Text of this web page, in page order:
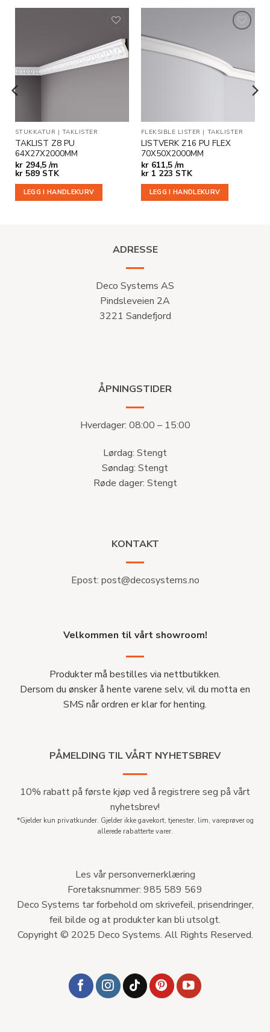
Legg til
i
ønskeliste
STUKKATUR | TAKLISTER
TAKLIST Z8 PU
64X27X2000MM
kr294,5 /m
kr589 STK
LEGG I HANDLEKURV
ønskeliste
FLEKSIBLE LISTER | TAKLISTER
LISTVERK Z16 PU FLEX
70X50X2000MM
kr611,5 /m
kr1 223 STK
LEGG I HANDLEKURV
ADRESSE
Deco Systems AS
Pindsleveien 2A
3221 Sandefjord
ÅPNINGSTIDER
Hverdager: 08:00 – 15:00
Lørdag: Stengt
Søndag: Stengt
Røde dager: Stengt
KONTAKT
Epost: post@decosystems.no
Velkommen til vårt showroom!
Produkter må bestilles via nettbutikken.
Dersom du ønsker å hente varene selv, vil du motta en
SMS når ordren er klar for henting.
PÅMELDING TIL VÅRT NYHETSBREV
10% rabatt på første kjøp ved å registrere seg på vårt
nyhetsbrev!
*Gjelder kun privatkunder. Gjelder ikke gavekort, tjenester, lim, vareprøver og
allerede rabatterte varer.
Les vår personvernerklæring
Foretaksnummer: 985 589 569
Deco Systems tar forbehold om skrivefeil, prisendringer,
feil bilde og at produkter kan bli utsolgt.
Copyright © 2025 Deco Systems. All Rights Reserved.